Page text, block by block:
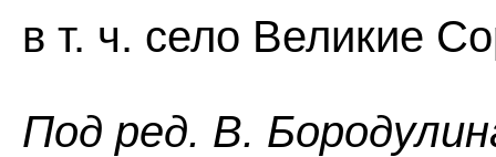
в т. ч. село Великие
Пoд peд. B.